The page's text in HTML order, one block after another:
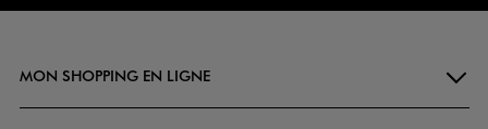
MON SHOPPING EN LIGNE